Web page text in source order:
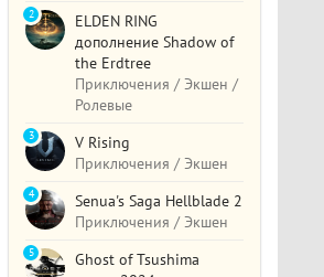
ELDEN RING
дополнение Shadow of
the Erdtree
Приключения / Экшен /
Ролевые
2
V Rising
Приключения / Экшен
3
Senua's Saga Hellblade 2
Приключения / Экшен
4
Ghost of Tsushima
5